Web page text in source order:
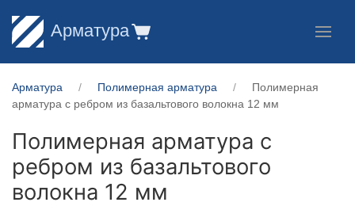
Арматура
Арматура Полимерная арматура
Полимерная
арматура c ребром из базальтового волокна 12 мм
Полимерная арматура c
ребром из базальтового
волокна 12 мм